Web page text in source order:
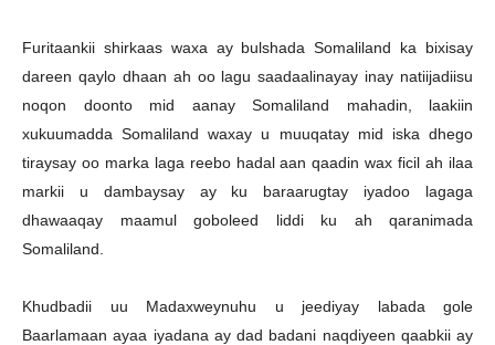
Furitaankii shirkaas waxa ay bulshada Somaliland ka bixisay
dareen qaylo dhaan ah oo lagu saadaalinayay inay natiijadiisu
noqon doonto mid aanay Somaliland mahadin, laakiin
xukuumadda Somaliland waxay u muuqatay mid iska dhego
tiraysay oo marka laga reebo hadal aan qaadin wax ficil ah ilaa
markii u dambaysay ay ku baraarugtay iyadoo lagaga
dhawaaqay maamul goboleed liddi ku ah qaranimada
Somaliland.
Khudbadii uu Madaxweynuhu u jeediyay labada gole
Baarlamaan ayaa iyadana ay dad badani naqdiyeen qaabkii ay